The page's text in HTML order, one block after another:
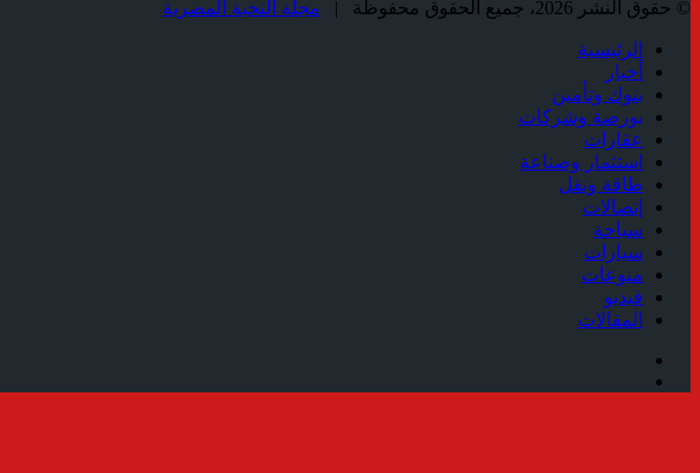
© حقوق النشر 2026، جميع الحقوق محفوظة | مجلة النخبة المصرية
الرئيسية
أخبار
بنوك وتأمين
بورصة وشركات
عقارات
استثمار وصناعة
طاقة ونقل
إتصالات
سياحة
سيارات
منوعات
فيديو
المقالات